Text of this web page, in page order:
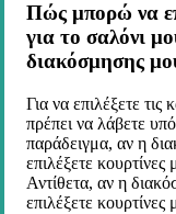
Πώς μπορώ να
για το σαλόνι
διακόσμησης
Για να επιλέξετε τις
πρέπει να λάβετε
παράδειγμα, αν η
επιλέξετε
Αντίθετα, αν η
επιλέξετε